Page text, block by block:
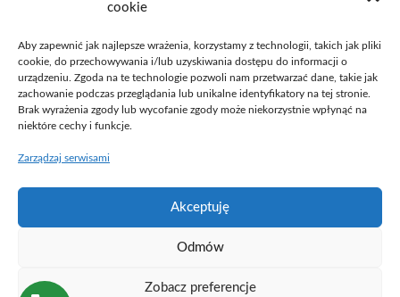
cookie
Aby zapewnić jak najlepsze wrażenia, korzystamy z technologii, takich jak pliki
cookie, do przechowywania i/lub uzyskiwania dostępu do informacji o
urządzeniu. Zgoda na te technologie pozwoli nam przetwarzać dane, takie jak
zachowanie podczas przeglądania lub unikalne identyfikatory na tej stronie.
Brak wyrażenia zgody lub wycofanie zgody może niekorzystnie wpłynąć na
niektóre cechy i funkcje.
Zarządzaj serwisami
Akceptuję
Odmów
Zobacz preferencje
WordPress.org
Masz sprawę?
Umów się na spotkanie